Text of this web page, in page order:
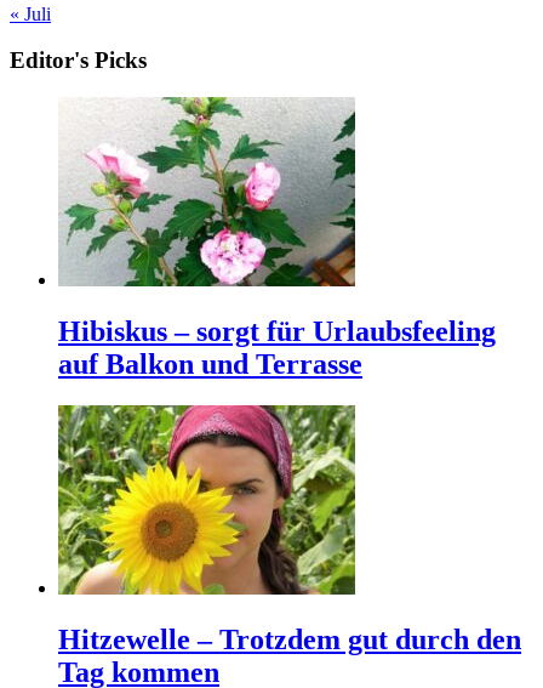
« Juli
Editor's Picks
Hibiskus – sorgt für Urlaubsfeeling
auf Balkon und Terrasse
Hitzewelle – Trotzdem gut durch den
Tag kommen